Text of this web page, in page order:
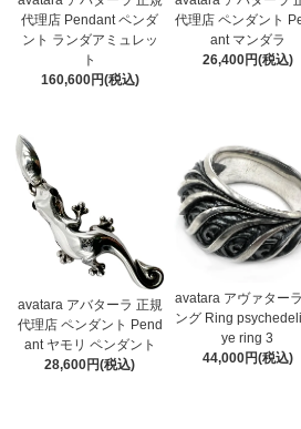
代理店 Pendant ペンダ
ント ランダアミュレッ
ト
160,600円(税込)
代理店 ペンダント
ant マンダラ
26,400円(税込)
avatara アバターラ 正規
代理店 ペンダント Pend
ant ヤモリ ペンダント
28,600円(税込)
avatara アヴァター
ング Ring
ye ring 3
44,000円(税込)